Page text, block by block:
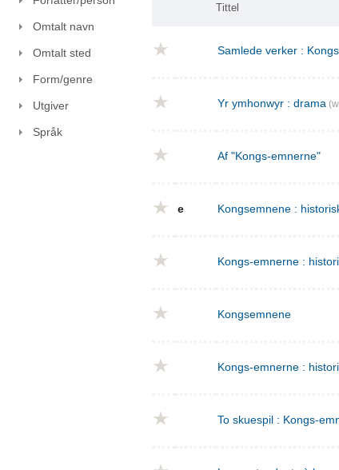
Omtalt navn
Omtalt sted
Form/genre
Utgiver
Språk
Tittel
Samlede verker :
Yr ymhonwyr : drama
Af "Kongs-emnerne"
e Kongsemnene :
Kongs-emnerne :
Kongsemnene
Kongs-emnerne :
To skuespil : Kongs-